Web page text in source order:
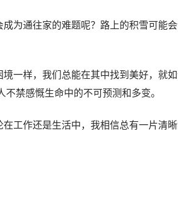
为通往家的难题呢？路上的积雪可能
一样，我们总能在其中找到美好，就
禁感慨生命中的不可预测和多变。
作还是生活中，我相信总有一片清晰